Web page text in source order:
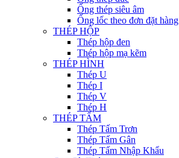
Ống thép siêu âm
Ống lốc theo đơn đặt hàng
THÉP HỘP
Thép hộp đen
Thép hộp mạ kẽm
THÉP HÌNH
Thép U
Thép I
Thép V
Thép H
THÉP TẤM
Thép Tấm Trơn
Thép Tấm Gân
Thép Tấm Nhập Khẩu